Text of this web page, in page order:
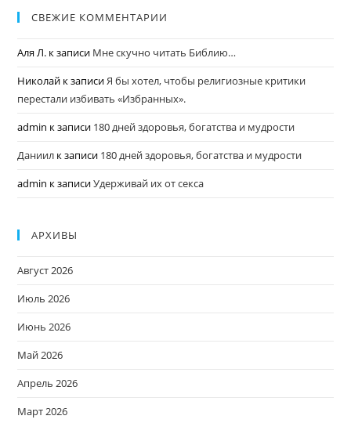
СВЕЖИЕ КОММЕНТАРИИ
Аля Л. к записи Мне скучно читать Библию…
Николай к записиЯ бы хотел, чтобы религиозные критики
перестали избивать «Избранных».
admin к записи 180 дней здоровья, богатства и мудрости
Даниил к записи 180 дней здоровья, богатства и мудрости
admin к записиУдерживай их от секса
АРХИВЫ
Август 2026
Июль 2026
Июнь 2026
Май 2026
Апрель 2026
Март 2026